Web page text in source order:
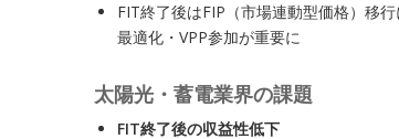
FIT終了後はFIP（市場連動型価格）移
最適化・VPP参加が重要に
太陽光・蓄電業界の課題
FIT終了後の収益性低下